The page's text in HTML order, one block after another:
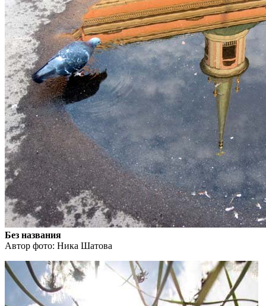
Без названия
Автор фото: Ника Шатова